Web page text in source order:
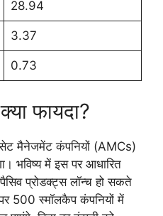
28.94
3.37
0.73
फायदा?
मैनेजमेंट कंपनियों (AMCs)
भविष्य में इस पर आधारित
प्रोडक्ट्स लॉन्च हो सकते
500 स्मॉलकैप कंपनियों में